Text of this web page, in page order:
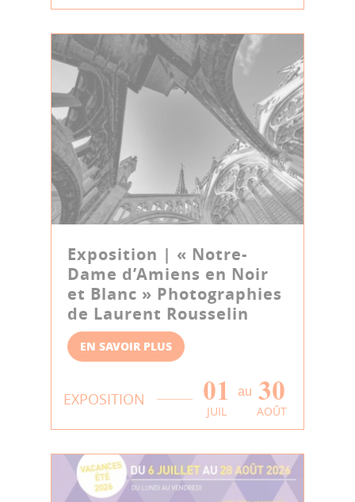
Exposition | « Notre-
Dame d’Amiens en Noir
et Blanc » Photographies
de Laurent Rousselin
EN SAVOIR PLUS
EXPOSITION 01
JUIL
au 30
AOÛT